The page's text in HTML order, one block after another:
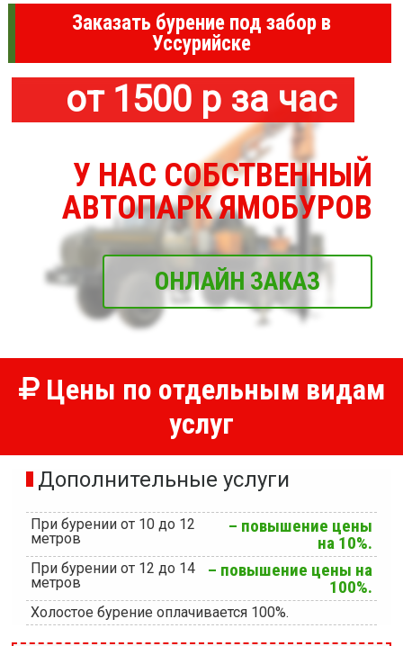
Заказать бурение под забор в
Уссурийске
от 1500 р за час
У НАС СОБСТВЕННЫЙ
АВТОПАРК ЯМОБУРОВ
ОНЛАЙН ЗАКАЗ
Цены по отдельным видам
услуг
Дополнительные услуги
При бурении от 10 до 12
метров
– повышение цены
на 10%.
При бурении от 12 до 14
метров
– повышение цены на
100%.
Холостое бурение оплачивается 100%.